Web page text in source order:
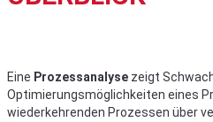
Eine Prozessanalyse zeigt
Optimierungsmöglichkeiten eines
wiederkehrenden Prozessen über